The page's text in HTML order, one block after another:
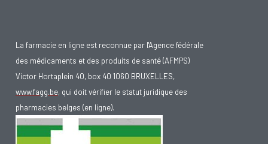
La farmacie en ligne est reconnue par l'Agence fédérale
des médicaments et des produits de santé (AFMPS)
Victor Hortaplein 40, box 40 1060 BRUXELLES,
www.fagg.be, qui doit vérifier le statut juridique des
pharmacies belges (en ligne).